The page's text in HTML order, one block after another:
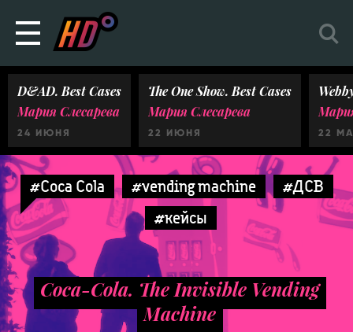
D&AD. Best Cases
Мария Слесарева
24 ИЮНЯ
The One Show. Best Cases
Мария Слесарева
22 ИЮНЯ 22
#Coca Cola #vending machine
#ДСВ
#кейсы
Coca-Cola. The Invisible Vending
Machine